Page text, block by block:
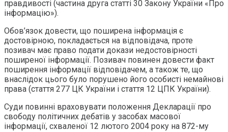
правдивості (частина друга статті 30 Закону України «Про
інформацію»).
Обов’язок довести, що поширена інформація є
достовірною, покладається на відповідача, проте
позивач має право подати докази недостовірності
поширеної інформації. Позивач повинен довести факт
поширення інформації відповідачем, а також те, що
внаслідок цього було порушено його особисті немайнові
права (стаття 277 ЦК України і стаття 12 ЦПК України).
Суди повинні враховувати положення Декларації про
свободу політичних дебатів у засобах масової
інформації, схваленої 12 лютого 2004 року на 872-му